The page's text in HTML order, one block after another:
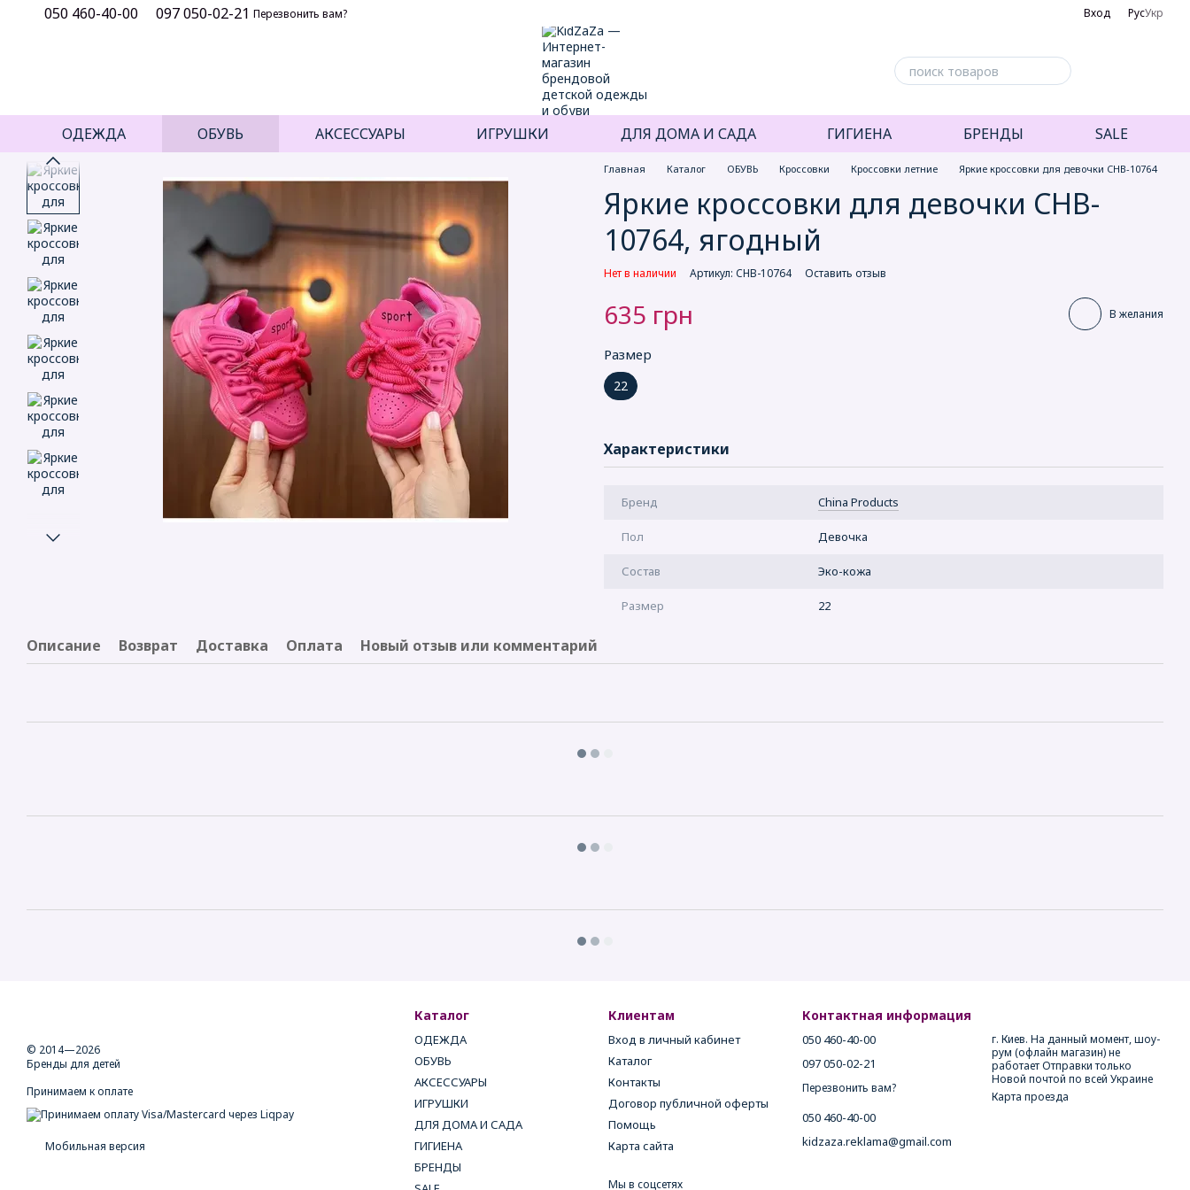
Перейти к основному контенту
050 460-40-00 097 050-02-21 Перезвонить вам? Вход РусУкр
ОДЕЖДА ОБУВЬ АКСЕССУАРЫ ИГРУШКИ ДЛЯ ДОМА И САДА ГИГИЕНА БРЕНДЫ SALE
Главная Каталог ОБУВЬ Кроссовки Кроссовки летние Яркие кроссовки для девочки CHB-10764
Яркие кроссовки для девочки CHB-
10764, ягодный
Нет в наличии Артикул: CHB-10764 Оставить отзыв
635 грн В желания
Размер
22
Характеристики
Бренд China Products
Пол Девочка
Состав Эко-кожа
Размер 22
Описание Возврат Доставка Оплата Новый отзыв или комментарий
© 2014—2026
Бренды для детей
Принимаем к оплате
Мобильная версия
Каталог
ОДЕЖДА
ОБУВЬ
АКСЕССУАРЫ
ИГРУШКИ
ДЛЯ ДОМА И САДА
ГИГИЕНА
БРЕНДЫ
Клиентам
Вход в личный кабинет
Каталог
Контакты
Договор публичной оферты
Помощь
Карта сайта
Мы в соцсетях
Контактная информация
050 460-40-00
097 050-02-21
Перезвонить вам?
050 460-40-00
kidzaza.reklama@gmail.com
г. Киев. На данный момент, шоу-
рум (офлайн магазин) не
работает Отправки только
Новой почтой по всей Украине
Карта проезда